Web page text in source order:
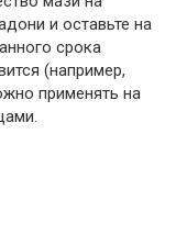
и оставьте на
срока
(например,
применять на